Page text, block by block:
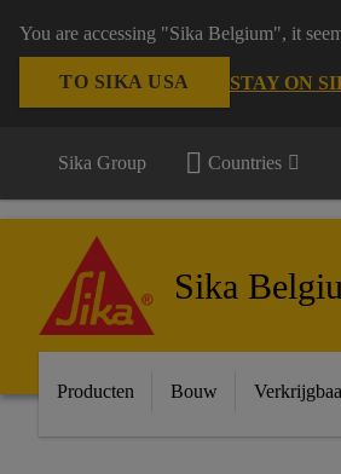
You are accessing "Sika Belgium", it
TO SIKA USA STAY ON
Sika Group Countries
Sika
Producten Bouw